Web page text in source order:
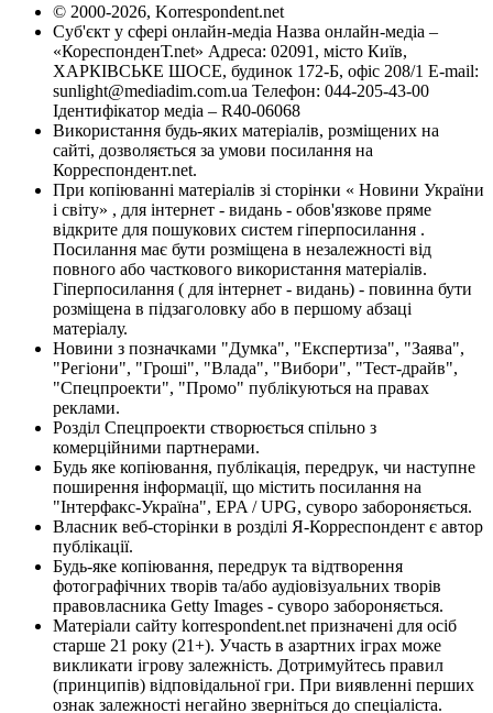
© 2000-2026, Korrespondent.net
Суб'єкт у сфері онлайн-медіа Назва онлайн-медіа –
«КореспонденТ.net» Адреса: 02091, місто Київ,
ХАРКІВСЬКЕ ШОСЕ, будинок 172-Б, офіс 208/1 E-mail:
sunlight@mediadim.com.ua Телефон: 044-205-43-00
Ідентифікатор медіа – R40-06068
Використання будь-яких матеріалів, розміщених на
сайті, дозволяється за умови посилання на
Корреспондент.net.
При копіюванні матеріалів зі сторінки « Новини України
і світу» , для інтернет - видань - обов'язкове пряме
відкрите для пошукових систем гіперпосилання .
Посилання має бути розміщена в незалежності від
повного або часткового використання матеріалів.
Гіперпосилання ( для інтернет - видань) - повинна бути
розміщена в підзаголовку або в першому абзаці
матеріалу.
Новини з позначками "Думка", "Експертиза", "Заява",
"Регіони", "Гроші", "Влада", "Вибори", "Тест-драйв",
"Спецпроекти", "Промо" публікуються на правах
реклами.
Розділ Спецпроекти створюється спільно з
комерційними партнерами.
Будь яке копіювання, публікація, передрук, чи наступне
поширення інформації, що містить посилання на
"Інтерфакс-Україна", EPA / UPG, суворо забороняється.
Власник веб-сторінки в розділі Я-Корреспондент є автор
публікації.
Будь-яке копіювання, передрук та відтворення
фотографічних творів та/або аудіовізуальних творів
правовласника Getty Images - суворо забороняється.
Матеріали сайту korrespondent.net призначені для осіб
старше 21 року (21+). Участь в азартних іграх може
викликати ігрову залежність. Дотримуйтесь правил
(принципів) відповідальної гри. При виявленні перших
ознак залежності негайно зверніться до спеціаліста.